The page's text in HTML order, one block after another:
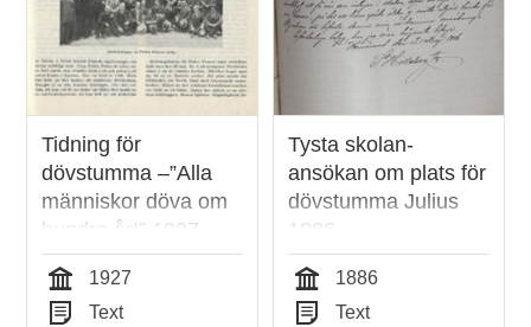
Tidning för
dövstumma –”Alla
människor döva om
hundra år!” 1927
Tid
1927
Text
Tysta skolan-
ansökan om plats för
dövstumma Julius
1886
Tid
1886
Text